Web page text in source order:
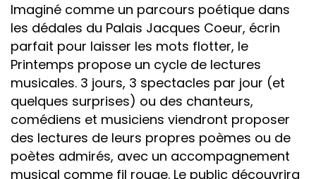
Imaginé comme un parcours poétique dans
les dédales du Palais Jacques Coeur, écrin
parfait pour laisser les mots flotter, le
Printemps propose un cycle de lectures
musicales. 3 jours, 3 spectacles par jour (et
quelques surprises) ou des chanteurs,
comédiens et musiciens viendront proposer
des lectures de leurs propres poèmes ou de
poètes admirés, avec un accompagnement
musical comme fil rouge. Le public découvrira